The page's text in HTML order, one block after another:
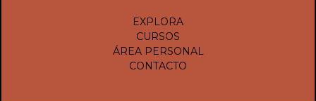
EXPLORA
CURSOS
ÁREA PERSONAL
CONTACTO